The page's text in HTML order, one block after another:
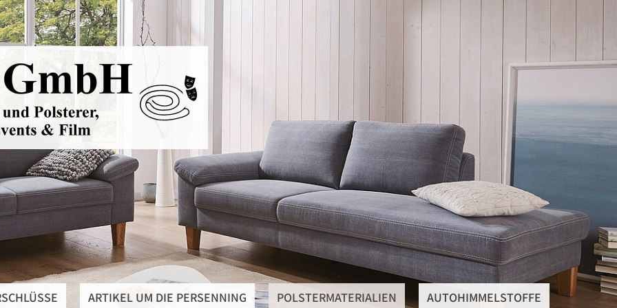
ARTIKEL UM DIE PERSENNING POLSTERMATERIALIEN AUTOHIMMELSTOFFE
Planen- & Persenningstoffe
Reißverschlüsse
Artikel um die Persenning
Polstermaterialien
Autohimmelstoffe
Schwerentflammbare Materialien